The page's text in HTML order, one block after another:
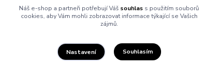
Tomáš Vlček
+420 702 090 443
volejte od 9,00 - 20,00 hod
info@elektromaterial.cz
Náš e-shop a partneři potřebují Váš souhlas s použitím souborů
cookies, aby Vám mohli zobrazovat informace týkající se Vašich
zájmů.
Nastavení Souhlasím